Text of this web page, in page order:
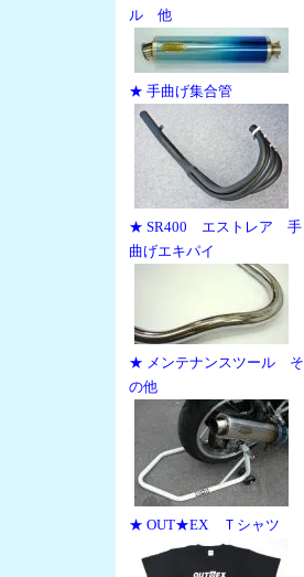
ル 他
★ 手曲げ集合管
★ SR400 エストレア 手
曲げエキパイ
★ メンテナンスツール そ
の他
★ OUT★EX Ｔシャツ